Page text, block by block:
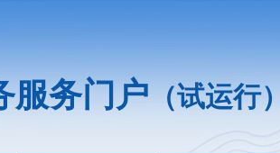
服务门户（试运行）